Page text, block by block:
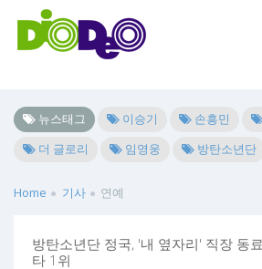
뉴스태그 이승기 손흥민
더 글로리
임영웅 방탄소년단
Home 기사 연예
방탄소년단 정국, '내 옆자리' 직장 동
타 1위